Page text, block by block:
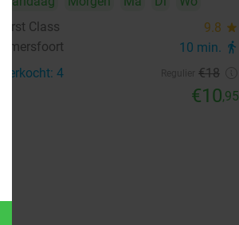
First Class
9.8 star
Amersfoort 10 min. directions_walk
Verkocht: 4 €18
€10,95